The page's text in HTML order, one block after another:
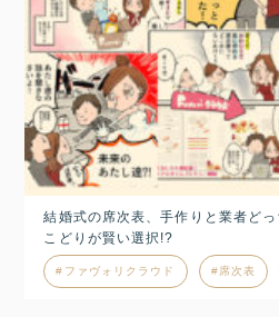
結婚式の席次表、手作りと業者ど
こどりが賢い選択!?
ファヴォリクラウド 席次表